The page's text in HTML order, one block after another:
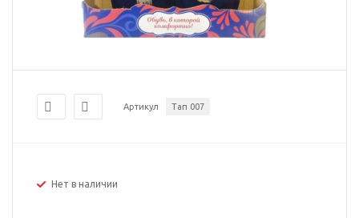
Артикул Тап 007
Нет в наличии